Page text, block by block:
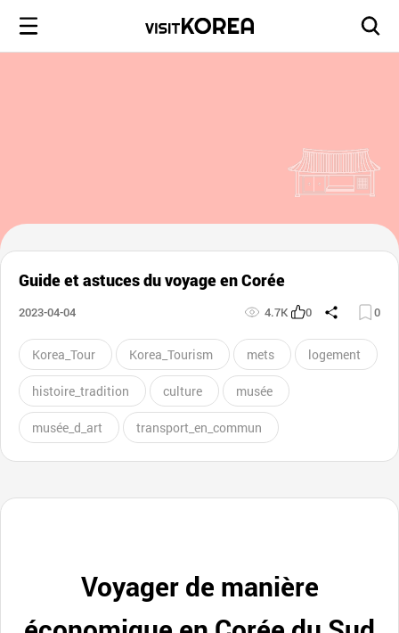
Guide et astuces du voyage en Corée
2023-04-04 4.7K 0 0
Korea_Tour Korea_Tourism mets logement
histoire_tradition culture musée
musée_d_art transport_en_commun
Voyager de manière